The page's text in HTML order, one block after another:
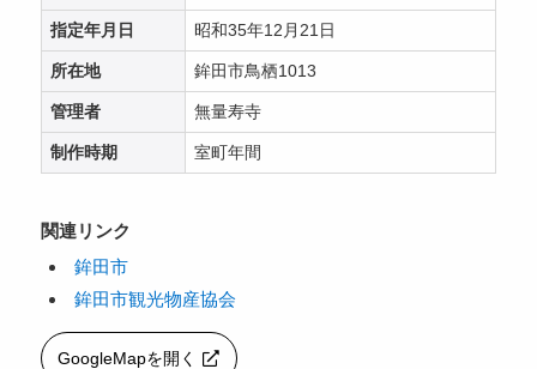
指定年月日 昭和35年12月21日
所在地 鉾田市鳥栖1013
管理者 無量寿寺
制作時期 室町年間
関連リンク
鉾田市
鉾田市観光物産協会
GoogleMapを開く